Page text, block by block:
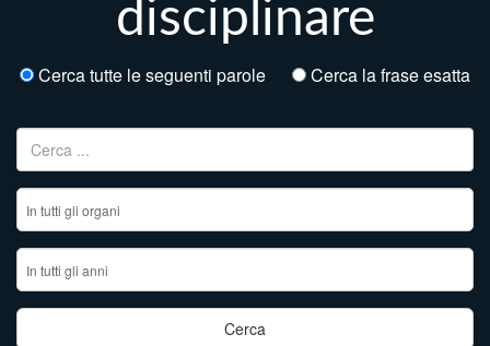
disciplinare
Cerca tutte le seguenti parole Cerca la frase esatta
Ricerca per: